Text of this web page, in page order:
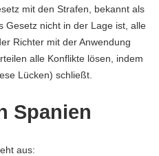
mit den Strafen, bekannt als
Gesetz nicht in der Lage ist, alle
Richter mit der Anwendung
alle Konflikte lösen, indem
Lücken) schließt.
Spanien
aus: